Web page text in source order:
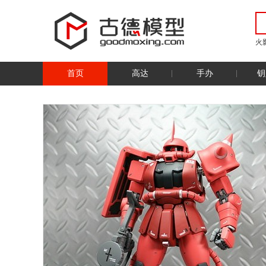
火
首页 高达 手办